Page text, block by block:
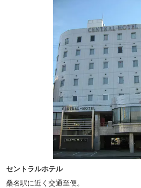
セントラルホテル
桑名駅に近く交通至便。